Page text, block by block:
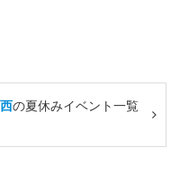
の夏休みイベント一覧